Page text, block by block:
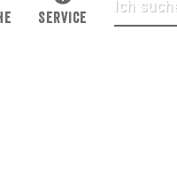
SERVICE